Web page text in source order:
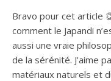
Bravo pour cet article
comment le Japandi
aussi une vraie
de la sérénité. J’aime
matériaux naturels et